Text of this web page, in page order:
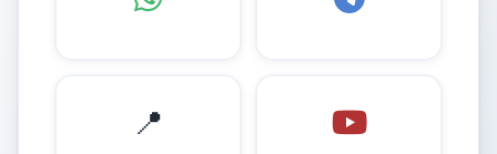
📍